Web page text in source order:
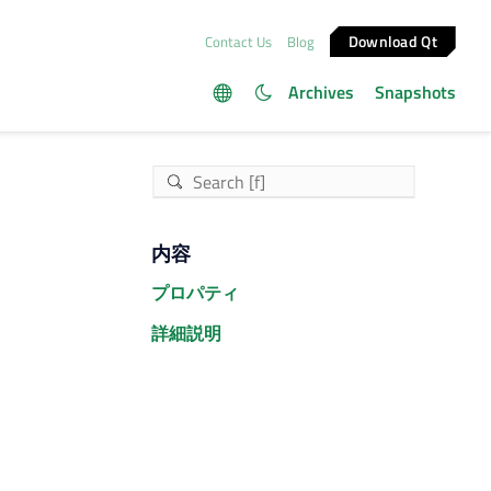
Contact Us Blog Download Qt
Archives Snapshots
内容
プロパティ
詳細説明